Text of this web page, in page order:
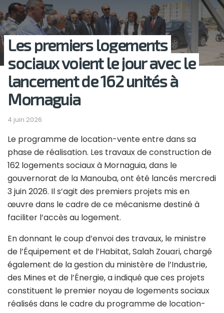
Les premiers logements
sociaux voient le jour avec le
lancement de 162 unités à
Mornaguia
4 juin 2026
Le programme de location-vente entre dans sa
phase de réalisation. Les travaux de construction de
162 logements sociaux à Mornaguia, dans le
gouvernorat de la Manouba, ont été lancés mercredi
3 juin 2026. Il s’agit des premiers projets mis en
œuvre dans le cadre de ce mécanisme destiné à
faciliter l’accès au logement.
En donnant le coup d’envoi des travaux, le ministre
de l’Équipement et de l’Habitat, Salah Zouari, chargé
également de la gestion du ministère de l’Industrie,
des Mines et de l’Énergie, a indiqué que ces projets
constituent le premier noyau de logements sociaux
réalisés dans le cadre du programme de location-